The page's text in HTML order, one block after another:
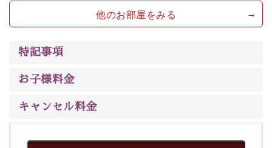
るお部屋、 大人のたしなみを感じていただける、美しく
癒される宿で贅沢に幸せのときを安心してお過ごしくだ
他のお部屋をみる
特記事項
お子様料金
キャンセル料金